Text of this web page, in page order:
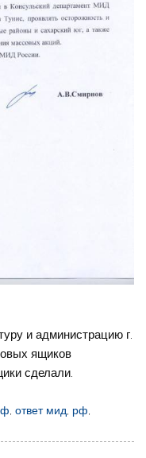
и администрацию г.
ящиков
сделали.
,ответ мид рф